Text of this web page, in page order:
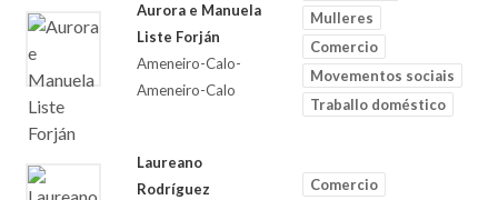
Aurora e Manuela
Liste Forján
Ameneiro-Calo-
Ameneiro-Calo
Mulleres
Comercio
Movementos sociais
Traballo doméstico
Laureano
Rodríguez
Comercio